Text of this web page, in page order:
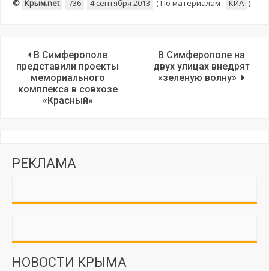
© Крым.net 736 4 сентября 2013 (По материалам : КИА )
В Симферополе
представили проекты
мемориального
комплекса в совхозе
«Красный»
В Симферополе на
двух улицах внедрят
«зеленую волну»
РЕКЛАМА
НОВОСТИ КРЫМА